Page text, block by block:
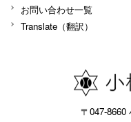
お問い合わせ一覧
Translate（翻訳）
〒047-8660